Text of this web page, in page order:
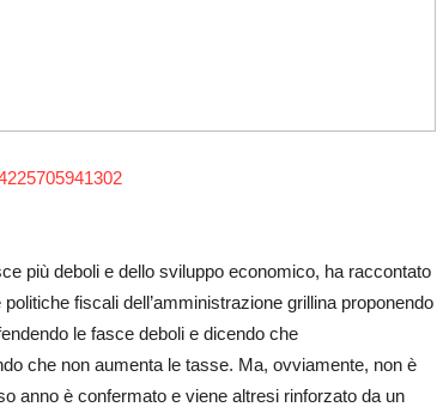
più deboli e dello sviluppo economico, ha raccontato
fiscali dell’amministrazione grillina proponendo
le fasce deboli e dicendo che
che non aumenta le tasse. Ma, ovviamente, non è
anno è confermato e viene altresi rinforzato da un